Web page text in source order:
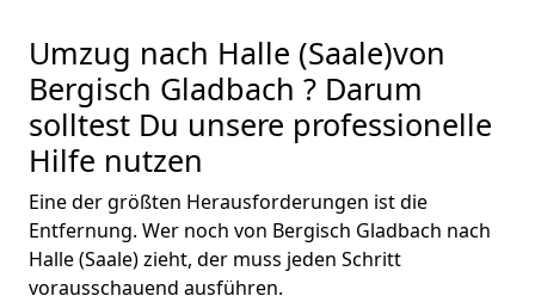
Umzug nach Halle (Saale)von
Bergisch Gladbach ? Darum
solltest Du unsere professionelle
Hilfe nutzen
Eine der größten Herausforderungen ist die
Entfernung. Wer noch von Bergisch Gladbach nach
Halle (Saale) zieht, der muss jeden Schritt
vorausschauend ausführen.